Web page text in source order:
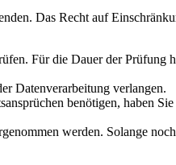
Das Recht auf
Für die Dauer der Prüfung
Datenverarbeitung verlangen.
benötigen, haben Sie
werden. Solange